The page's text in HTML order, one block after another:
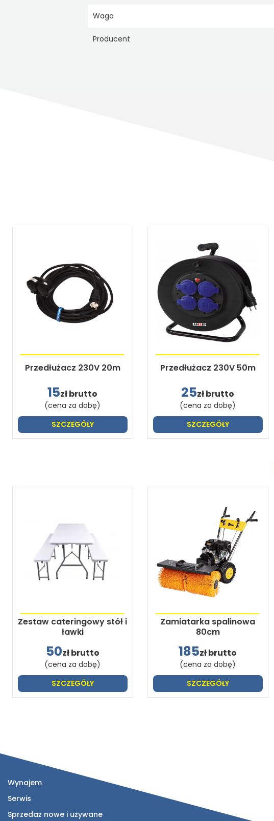
Waga
Producent
Przedłużacz 230V 20m
15zł brutto
(cena za dobę)
SZCZEGÓŁY
Przedłużacz 230V 50m
25zł brutto
(cena za dobę)
SZCZEGÓŁY
Zestaw cateringowy stół i
ławki
50zł brutto
(cena za dobę)
SZCZEGÓŁY
Zamiatarka spalinowa
80cm
185zł brutto
(cena za dobę)
SZCZEGÓŁY
Wynajem
Serwis
Sprzedaż nowe i używane